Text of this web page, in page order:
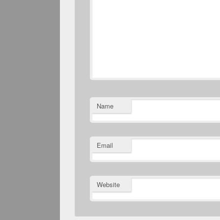
Name
Email
Website